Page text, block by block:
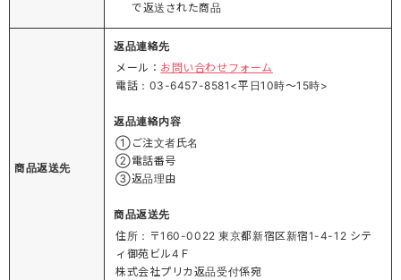
で返送された商品
商品返送先
返品連絡先
メール： お問い合わせフォーム
電話：03-6457-8581<平日10時～15時>
返品連絡内容
①ご注文者氏名
②電話番号
③返品理由
商品返送先
住所：〒160-0022 東京都新宿区新宿1-4-12 シテ
ィ御苑ビル4Ｆ
株式会社プリカ返品受付係宛